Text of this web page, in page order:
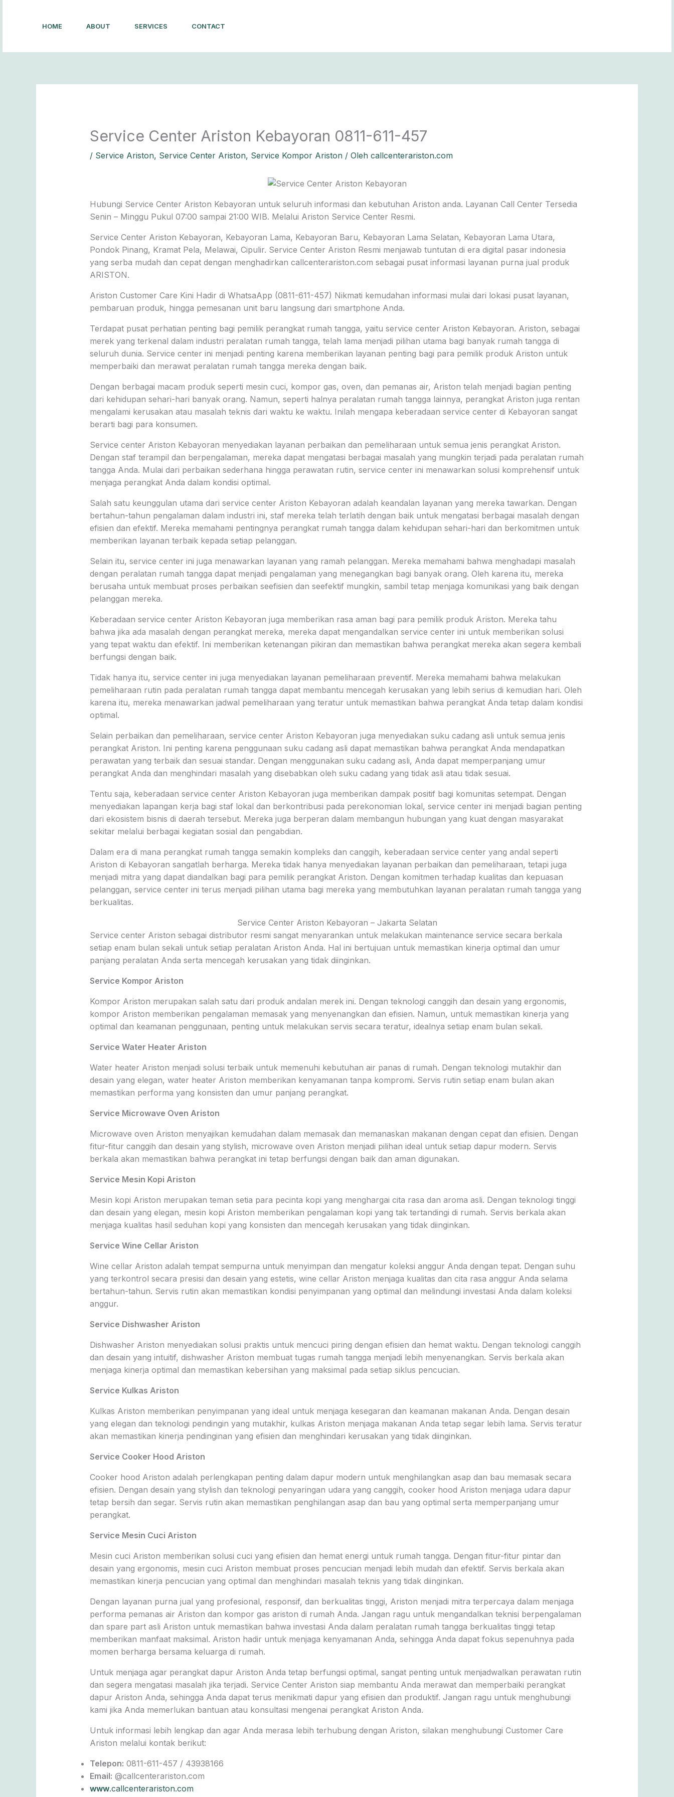
HOME ABOUT SERVICES CONTACT
Service Center Ariston Kebayoran 0811-611-457
/ Service Ariston, Service Center Ariston, Service Kompor Ariston/ Oleh callcenterariston.com
Hubungi Service Center Ariston Kebayoran untuk seluruh informasi dan kebutuhan Ariston anda. Layanan Call Center Tersedia
Senin – Minggu Pukul 07:00 sampai 21:00 WIB. Melalui Ariston Service Center Resmi.
Service Center Ariston Kebayoran, Kebayoran Lama, Kebayoran Baru, Kebayoran Lama Selatan, Kebayoran Lama Utara,
Pondok Pinang, Kramat Pela, Melawai, Cipulir. Service Center Ariston Resmi menjawab tuntutan di era digital pasar indonesia
yang serba mudah dan cepat dengan menghadirkan callcenterariston.com sebagai pusat informasi layanan purna jual produk
ARISTON.
Ariston Customer Care Kini Hadir di WhatsaApp (0811-611-457) Nikmati kemudahan informasi mulai dari lokasi pusat layanan,
pembaruan produk, hingga pemesanan unit baru langsung dari smartphone Anda.
Terdapat pusat perhatian penting bagi pemilik perangkat rumah tangga, yaitu service center Ariston Kebayoran. Ariston, sebagai
merek yang terkenal dalam industri peralatan rumah tangga, telah lama menjadi pilihan utama bagi banyak rumah tangga di
seluruh dunia. Service center ini menjadi penting karena memberikan layanan penting bagi para pemilik produk Ariston untuk
memperbaiki dan merawat peralatan rumah tangga mereka dengan baik.
Dengan berbagai macam produk seperti mesin cuci, kompor gas, oven, dan pemanas air, Ariston telah menjadi bagian penting
dari kehidupan sehari-hari banyak orang. Namun, seperti halnya peralatan rumah tangga lainnya, perangkat Ariston juga rentan
mengalami kerusakan atau masalah teknis dari waktu ke waktu. Inilah mengapa keberadaan service center di Kebayoran sangat
berarti bagi para konsumen.
Service center Ariston Kebayoran menyediakan layanan perbaikan dan pemeliharaan untuk semua jenis perangkat Ariston.
Dengan staf terampil dan berpengalaman, mereka dapat mengatasi berbagai masalah yang mungkin terjadi pada peralatan rumah
tangga Anda. Mulai dari perbaikan sederhana hingga perawatan rutin, service center ini menawarkan solusi komprehensif untuk
menjaga perangkat Anda dalam kondisi optimal.
Salah satu keunggulan utama dari service center Ariston Kebayoran adalah keandalan layanan yang mereka tawarkan. Dengan
bertahun-tahun pengalaman dalam industri ini, staf mereka telah terlatih dengan baik untuk mengatasi berbagai masalah dengan
efisien dan efektif. Mereka memahami pentingnya perangkat rumah tangga dalam kehidupan sehari-hari dan berkomitmen untuk
memberikan layanan terbaik kepada setiap pelanggan.
Selain itu, service center ini juga menawarkan layanan yang ramah pelanggan. Mereka memahami bahwa menghadapi masalah
dengan peralatan rumah tangga dapat menjadi pengalaman yang menegangkan bagi banyak orang. Oleh karena itu, mereka
berusaha untuk membuat proses perbaikan seefisien dan seefektif mungkin, sambil tetap menjaga komunikasi yang baik dengan
pelanggan mereka.
Keberadaan service center Ariston Kebayoran juga memberikan rasa aman bagi para pemilik produk Ariston. Mereka tahu
bahwa jika ada masalah dengan perangkat mereka, mereka dapat mengandalkan service center ini untuk memberikan solusi
yang tepat waktu dan efektif. Ini memberikan ketenangan pikiran dan memastikan bahwa perangkat mereka akan segera kembali
berfungsi dengan baik.
Tidak hanya itu, service center ini juga menyediakan layanan pemeliharaan preventif. Mereka memahami bahwa melakukan
pemeliharaan rutin pada peralatan rumah tangga dapat membantu mencegah kerusakan yang lebih serius di kemudian hari. Oleh
karena itu, mereka menawarkan jadwal pemeliharaan yang teratur untuk memastikan bahwa perangkat Anda tetap dalam kondisi
optimal.
Selain perbaikan dan pemeliharaan, service center Ariston Kebayoran juga menyediakan suku cadang asli untuk semua jenis
perangkat Ariston. Ini penting karena penggunaan suku cadang asli dapat memastikan bahwa perangkat Anda mendapatkan
perawatan yang terbaik dan sesuai standar. Dengan menggunakan suku cadang asli, Anda dapat memperpanjang umur
perangkat Anda dan menghindari masalah yang disebabkan oleh suku cadang yang tidak asli atau tidak sesuai.
Tentu saja, keberadaan service center Ariston Kebayoran juga memberikan dampak positif bagi komunitas setempat. Dengan
menyediakan lapangan kerja bagi staf lokal dan berkontribusi pada perekonomian lokal, service center ini menjadi bagian penting
dari ekosistem bisnis di daerah tersebut. Mereka juga berperan dalam membangun hubungan yang kuat dengan masyarakat
sekitar melalui berbagai kegiatan sosial dan pengabdian.
Dalam era di mana perangkat rumah tangga semakin kompleks dan canggih, keberadaan service center yang andal seperti
Ariston di Kebayoran sangatlah berharga. Mereka tidak hanya menyediakan layanan perbaikan dan pemeliharaan, tetapi juga
menjadi mitra yang dapat diandalkan bagi para pemilik perangkat Ariston. Dengan komitmen terhadap kualitas dan kepuasan
pelanggan, service center ini terus menjadi pilihan utama bagi mereka yang membutuhkan layanan peralatan rumah tangga yang
berkualitas.
Service Center Ariston Kebayoran – Jakarta Selatan
Service center Ariston sebagai distributor resmi sangat menyarankan untuk melakukan maintenance service secara berkala
setiap enam bulan sekali untuk setiap peralatan Ariston Anda. Hal ini bertujuan untuk memastikan kinerja optimal dan umur
panjang peralatan Anda serta mencegah kerusakan yang tidak diinginkan.
Service Kompor Ariston
Kompor Ariston merupakan salah satu dari produk andalan merek ini. Dengan teknologi canggih dan desain yang ergonomis,
kompor Ariston memberikan pengalaman memasak yang menyenangkan dan efisien. Namun, untuk memastikan kinerja yang
optimal dan keamanan penggunaan, penting untuk melakukan servis secara teratur, idealnya setiap enam bulan sekali.
Service Water Heater Ariston
Water heater Ariston menjadi solusi terbaik untuk memenuhi kebutuhan air panas di rumah. Dengan teknologi mutakhir dan
desain yang elegan, water heater Ariston memberikan kenyamanan tanpa kompromi. Servis rutin setiap enam bulan akan
memastikan performa yang konsisten dan umur panjang perangkat.
Service Microwave Oven Ariston
Microwave oven Ariston menyajikan kemudahan dalam memasak dan memanaskan makanan dengan cepat dan efisien. Dengan
fitur-fitur canggih dan desain yang stylish, microwave oven Ariston menjadi pilihan ideal untuk setiap dapur modern. Servis
berkala akan memastikan bahwa perangkat ini tetap berfungsi dengan baik dan aman digunakan.
Service Mesin Kopi Ariston
Mesin kopi Ariston merupakan teman setia para pecinta kopi yang menghargai cita rasa dan aroma asli. Dengan teknologi tinggi
dan desain yang elegan, mesin kopi Ariston memberikan pengalaman kopi yang tak tertandingi di rumah. Servis berkala akan
menjaga kualitas hasil seduhan kopi yang konsisten dan mencegah kerusakan yang tidak diinginkan.
Service Wine Cellar Ariston
Wine cellar Ariston adalah tempat sempurna untuk menyimpan dan mengatur koleksi anggur Anda dengan tepat. Dengan suhu
yang terkontrol secara presisi dan desain yang estetis, wine cellar Ariston menjaga kualitas dan cita rasa anggur Anda selama
bertahun-tahun. Servis rutin akan memastikan kondisi penyimpanan yang optimal dan melindungi investasi Anda dalam koleksi
anggur.
Service Dishwasher Ariston
Dishwasher Ariston menyediakan solusi praktis untuk mencuci piring dengan efisien dan hemat waktu. Dengan teknologi canggih
dan desain yang intuitif, dishwasher Ariston membuat tugas rumah tangga menjadi lebih menyenangkan. Servis berkala akan
menjaga kinerja optimal dan memastikan kebersihan yang maksimal pada setiap siklus pencucian.
Service Kulkas Ariston
Kulkas Ariston memberikan penyimpanan yang ideal untuk menjaga kesegaran dan keamanan makanan Anda. Dengan desain
yang elegan dan teknologi pendingin yang mutakhir, kulkas Ariston menjaga makanan Anda tetap segar lebih lama. Servis teratur
akan memastikan kinerja pendinginan yang efisien dan menghindari kerusakan yang tidak diinginkan.
Service Cooker Hood Ariston
Cooker hood Ariston adalah perlengkapan penting dalam dapur modern untuk menghilangkan asap dan bau memasak secara
efisien. Dengan desain yang stylish dan teknologi penyaringan udara yang canggih, cooker hood Ariston menjaga udara dapur
tetap bersih dan segar. Servis rutin akan memastikan penghilangan asap dan bau yang optimal serta memperpanjang umur
perangkat.
Service Mesin Cuci Ariston
Mesin cuci Ariston memberikan solusi cuci yang efisien dan hemat energi untuk rumah tangga. Dengan fitur-fitur pintar dan
desain yang ergonomis, mesin cuci Ariston membuat proses pencucian menjadi lebih mudah dan efektif. Servis berkala akan
memastikan kinerja pencucian yang optimal dan menghindari masalah teknis yang tidak diinginkan.
Dengan layanan purna jual yang profesional, responsif, dan berkualitas tinggi, Ariston menjadi mitra terpercaya dalam menjaga
performa pemanas air Ariston dan kompor gas ariston di rumah Anda. Jangan ragu untuk mengandalkan teknisi berpengalaman
dan spare part asli Ariston untuk memastikan bahwa investasi Anda dalam peralatan rumah tangga berkualitas tinggi tetap
memberikan manfaat maksimal. Ariston hadir untuk menjaga kenyamanan Anda, sehingga Anda dapat fokus sepenuhnya pada
momen berharga bersama keluarga di rumah.
Untuk menjaga agar perangkat dapur Ariston Anda tetap berfungsi optimal, sangat penting untuk menjadwalkan perawatan rutin
dan segera mengatasi masalah jika terjadi. Service Center Ariston siap membantu Anda merawat dan memperbaiki perangkat
dapur Ariston Anda, sehingga Anda dapat terus menikmati dapur yang efisien dan produktif. Jangan ragu untuk menghubungi
kami jika Anda memerlukan bantuan atau konsultasi mengenai perangkat Ariston Anda.
Untuk informasi lebih lengkap dan agar Anda merasa lebih terhubung dengan Ariston, silakan menghubungi Customer Care
Ariston melalui kontak berikut:
Telepon: 0811-611-457 / 43938166
Email: @callcenterariston.com
www.callcenterariston.com